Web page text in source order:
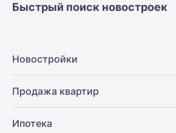
Быстрый поиск новостроек
Новостройки
Продажа квартир
Ипотека